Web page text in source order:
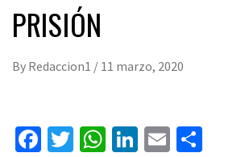
PRISIÓN
By Redaccion1 / 11 marzo, 2020
Facebook
Twitter
WhatsApp
LinkedIn
Email